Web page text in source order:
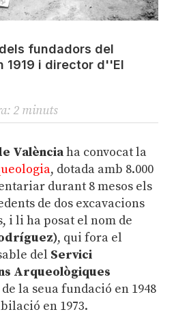
fundadors del
1919 i director d''El
2 minuts
Valènciaha convocat la
, dotada amb 8.000
durant 8 mesos els
de dos excavacions
i li ha posat el nom de
, qui fora el
del Servici
Arqueològiques
de la seua fundació en 1948
en 1973.